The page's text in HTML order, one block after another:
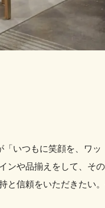
いつもに笑顔を、ワッ
ンや品揃えをして、そ
と信頼をいただきたい